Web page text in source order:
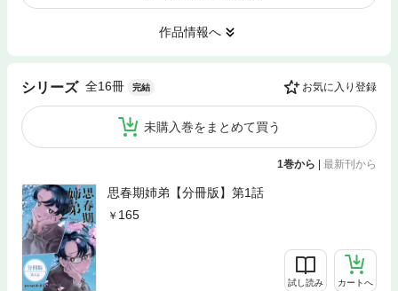
作品情報へ
シリーズ 全16冊 完結 お気に入り登録
未購入巻をまとめて買う
1巻から | 最新刊から
思春期姉弟【分冊版】第1話
165
試し読み カートへ